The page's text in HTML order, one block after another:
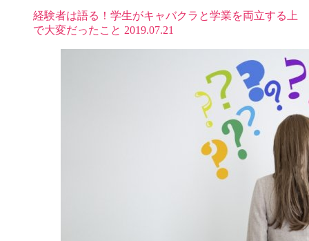
経験者は語る！学生がキャバクラと学業を両立する上
で大変だったこと 2019.07.21